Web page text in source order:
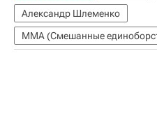
Александр Шлеменко
ММА (Смешанные